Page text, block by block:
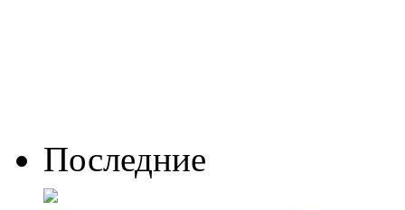
Последние